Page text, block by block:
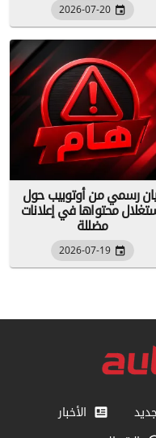
2026-07-20
رسمي من أوتوبيب حول
محتواها في إعلانات
مضللة
2026-07-19
الأخبار